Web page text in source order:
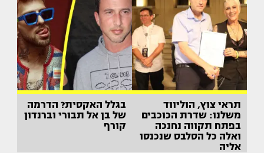
תראי צוץ, הוליווד
משלנו: שדרת הכוכבים
בפתח תקווה נחנכה
ואלה כל הסלבס שנכנסו
אליה
בגלל האקסית? הדרמה
של בן אל תבורי וברנדון
קורף